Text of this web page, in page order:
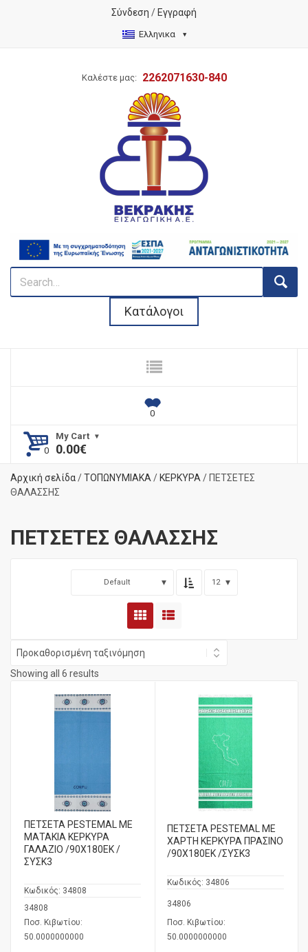
Σύνδεση / Εγγραφή
Ελληνικα
Καλέστε μας: 2262071630-840
Κατάλογοι
My Cart
0.00€
Αρχική σελίδα/ΤΟΠΩΝΥΜΙΑΚΑ/ ΚΕΡΚΥΡΑ/ ΠΕΤΣΕΤΕΣ
ΘΑΛΑΣΣΗΣ
ΠΕΤΣΕΤΕΣ ΘΑΛΑΣΣΗΣ
Default 12
Showing all 6 results
ΠΕΤΣΕΤΑ PESTEMAL ΜΕ
ΜΑΤΑΚΙΑ ΚΕΡΚΥΡΑ
ΓΑΛΑΖΙΟ /90Χ180ΕΚ /
ΣΥΣΚ3
Κωδικός: 34808
34808
Ποσ. Κιβωτίου:
50.0000000000
ΠΕΤΣΕΤΑ PESTEMAL ΜΕ
ΧΑΡΤΗ ΚΕΡΚΥΡΑ ΠΡΑΣΙΝΟ
/90Χ180ΕΚ /ΣΥΣΚ3
Κωδικός: 34806
34806
Ποσ. Κιβωτίου:
50.0000000000